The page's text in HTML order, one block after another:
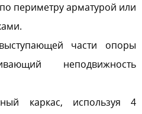
периметру арматурой или
части опоры
неподвижность
каркас, используя 4